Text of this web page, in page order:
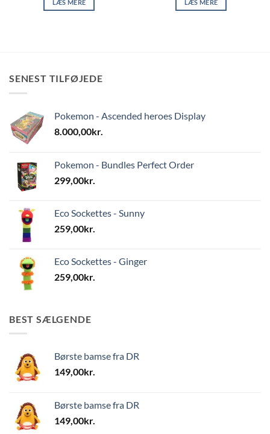
LÆS MERE LÆS MERE
SENEST TILFØJEDE
Pokemon - Ascended heroes Display
8.000,00kr.
Pokemon - Bundles Perfect Order
299,00kr.
Eco Sockettes - Sunny
259,00kr.
Eco Sockettes - Ginger
259,00kr.
BEST SÆLGENDE
Børste bamse fra DR
149,00kr.
Børste bamse fra DR
149,00kr.